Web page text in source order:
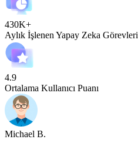
430K+
Aylık İşlenen Yapay Zeka Görevleri
4.9
Ortalama Kullanıcı Puanı
Michael B.